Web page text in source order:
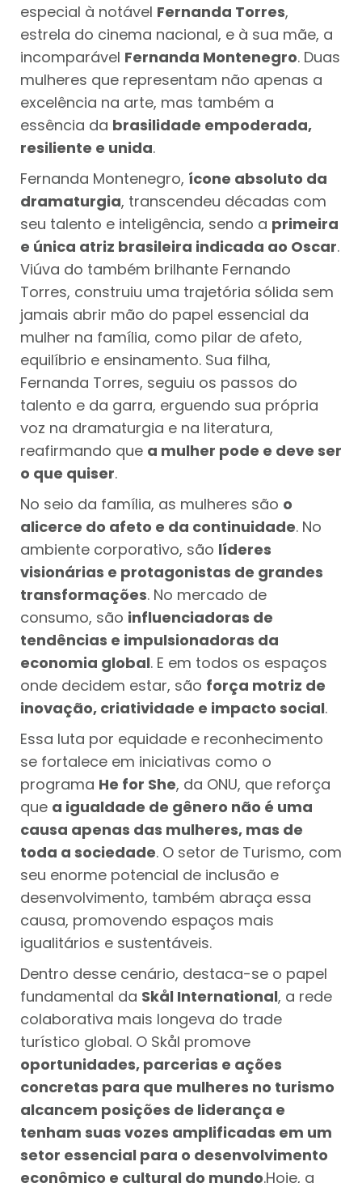
especial à notável Fernanda Torres,
estrela do cinema nacional, e à sua mãe, a
incomparável Fernanda Montenegro. Duas
mulheres que representam não apenas a
excelência na arte, mas também a
essência da brasilidade empoderada,
resiliente e unida.
Fernanda Montenegro, ícone absoluto da
dramaturgia, transcendeu décadas com
seu talento e inteligência, sendo a primeira
e única atriz brasileira indicada ao Oscar.
Viúva do também brilhante Fernando
Torres, construiu uma trajetória sólida sem
jamais abrir mão do papel essencial da
mulher na família, como pilar de afeto,
equilíbrio e ensinamento. Sua filha,
Fernanda Torres, seguiu os passos do
talento e da garra, erguendo sua própria
voz na dramaturgia e na literatura,
reafirmando que a mulher pode e deve ser
o que quiser.
No seio da família, as mulheres são o
alicerce do afeto e da continuidade. No
ambiente corporativo, são líderes
visionárias e protagonistas de grandes
transformações. No mercado de
consumo, são influenciadoras de
tendências e impulsionadoras da
economia global. E em todos os espaços
onde decidem estar, são força motriz de
inovação, criatividade e impacto social.
Essa luta por equidade e reconhecimento
se fortalece em iniciativas como o
programa He for She, da ONU, que reforça
que a igualdade de gênero não é uma
causa apenas das mulheres, mas de
toda a sociedade. O setor de Turismo, com
seu enorme potencial de inclusão e
desenvolvimento, também abraça essa
causa, promovendo espaços mais
igualitários e sustentáveis.
Dentro desse cenário, destaca-se o papel
fundamental da Skål International, a rede
colaborativa mais longeva do trade
turístico global. O Skål promove
oportunidades, parcerias e ações
concretas para que mulheres no turismo
alcancem posições de liderança e
tenham suas vozes amplificadas em um
setor essencial para o desenvolvimento
econômico e cultural do mundo.Hoje, a